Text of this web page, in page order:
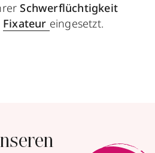
Schwerflüchtigkeit
Fixateur eingesetzt.